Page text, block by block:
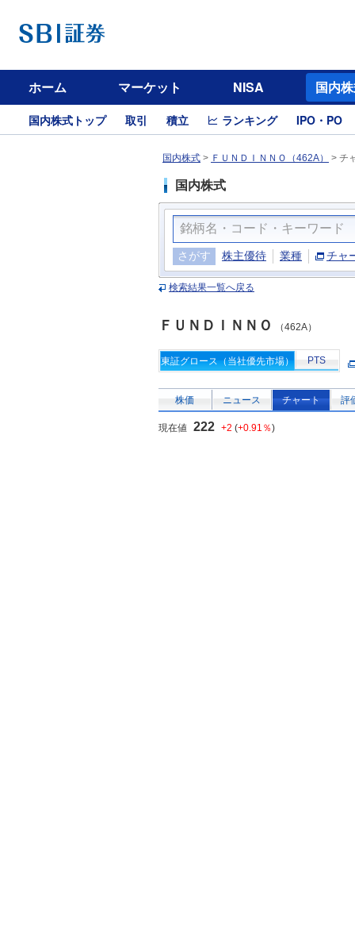
ホーム マーケット NISA 国内
国内株式トップ 取引 積立 ランキング IPO・PO
国内株式 > ＦＵＮＤＩＮＮＯ（462A） > チ
国内株式
さがす 株主優待 業種 チャ
検索結果一覧へ戻る
ＦＵＮＤＩＮＮＯ （462A）
東証グロース（当社優先市場） PTS
株価 ニュース チャート 評
現在値 222 +2 (+0.91％)